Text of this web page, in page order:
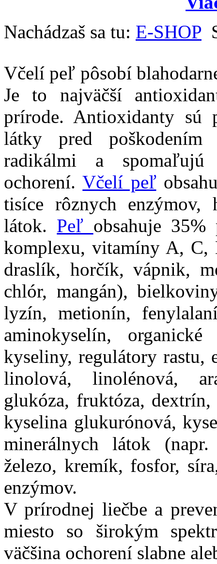
Nachádzaš sa tu: E-SHOP
Včelí peľ pôsobí
Je to najväčší
prírode. Antioxidanty sú
látky pred poškodením
radikálmi a spomaľujú
ochorení.Včelí peľ
tisíce rôznych enzýmov,
látok. Peľ obsahuje
komplexu, vitamíny A, C,
draslík, horčík, vápnik,
chlór, mangán),
lyzín, metionín,
aminokyselín,
kyseliny, regulátory rastu,
linolová, linolénová,
glukóza, fruktóza,
kyselina glukurónová,
minerálnych látok
železo, kremík, fosfor,
enzýmov.
V prírodnej liečbe a
miesto so širokým
väčšina ochorení slabne